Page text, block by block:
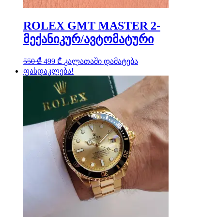
ROLEX GMT MASTER 2-
მექანიკურ/ავტომატური
550₾ Original
price
was:
550 ₾.
499 ₾ Current
price
is:
499 ₾.
კალათაში დამატება
ფასდაკლება!